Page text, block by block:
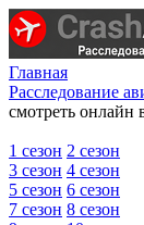
Главная
Расследование
смотреть онлайн
1 сезон 2 сезон
3 сезон 4 сезон
5 сезон 6 сезон
7 сезон 8 сезон